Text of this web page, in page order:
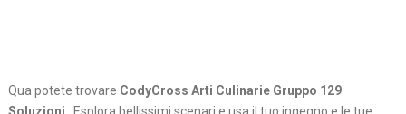
Qua potete trovare CodyCross Arti Culinarie Gruppo 129